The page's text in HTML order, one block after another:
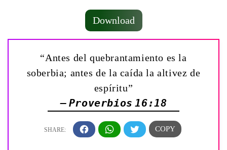
Download
“Antes del quebrantamiento es la
soberbia; antes de la caída la altivez de
espíritu”
— Proverbios 16:18